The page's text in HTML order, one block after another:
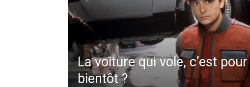
La voiture qui vole, c’est pour
bientôt ?